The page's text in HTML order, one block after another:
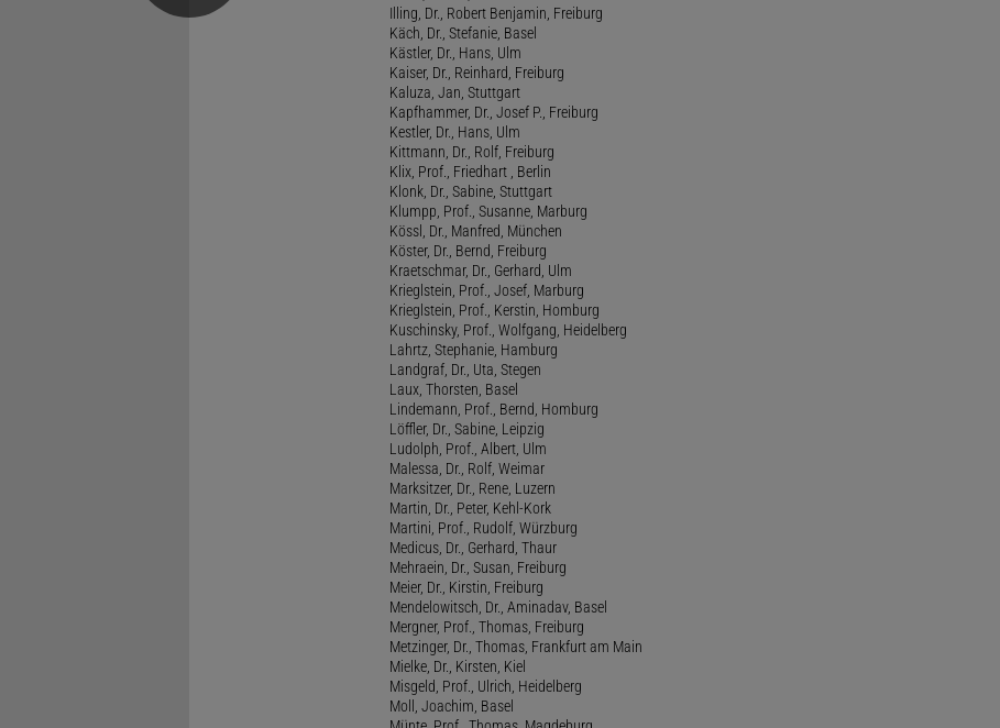
Illing, Dr., Robert Benjamin, Freiburg
Käch, Dr., Stefanie, Basel
Kästler, Dr., Hans, Ulm
Kaiser, Dr., Reinhard, Freiburg
Kaluza, Jan, Stuttgart
Kapfhammer, Dr., Josef P., Freiburg
Kestler, Dr., Hans, Ulm
Kittmann, Dr., Rolf, Freiburg
Klix, Prof., Friedhart , Berlin
Klonk, Dr., Sabine, Stuttgart
Klumpp, Prof., Susanne, Marburg
Kössl, Dr., Manfred, München
Köster, Dr., Bernd, Freiburg
Kraetschmar, Dr., Gerhard, Ulm
Krieglstein, Prof., Josef, Marburg
Krieglstein, Prof., Kerstin, Homburg
Kuschinsky, Prof., Wolfgang, Heidelberg
Lahrtz, Stephanie, Hamburg
Landgraf, Dr., Uta, Stegen
Laux, Thorsten, Basel
Lindemann, Prof., Bernd, Homburg
Löffler, Dr., Sabine, Leipzig
Ludolph, Prof., Albert, Ulm
Malessa, Dr., Rolf, Weimar
Marksitzer, Dr., Rene, Luzern
Martin, Dr., Peter, Kehl-Kork
Martini, Prof., Rudolf, Würzburg
Medicus, Dr., Gerhard, Thaur
Mehraein, Dr., Susan, Freiburg
Meier, Dr., Kirstin, Freiburg
Mendelowitsch, Dr., Aminadav, Basel
Mergner, Prof., Thomas, Freiburg
Metzinger, Dr., Thomas, Frankfurt am Main
Mielke, Dr., Kirsten, Kiel
Misgeld, Prof., Ulrich, Heidelberg
Moll, Joachim, Basel